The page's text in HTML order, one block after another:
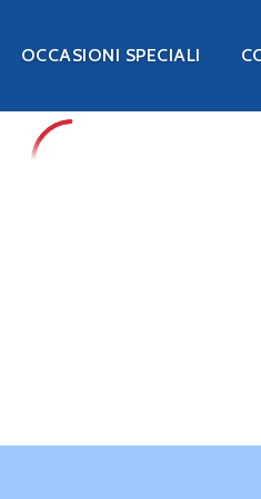
OCCASIONI SPECIALI